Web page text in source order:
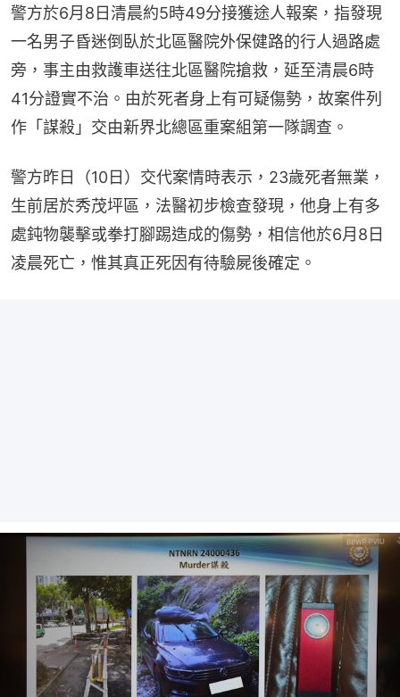
警方於6月8日清晨約5時49分接獲途人報案，指發現
一名男子昏迷倒臥於北區醫院外保健路的行人過路處
旁，事主由救護車送往北區醫院搶救，延至清晨6時
41分證實不治。由於死者身上有可疑傷勢，故案件列
作「謀殺」交由新界北總區重案組第一隊調查。
警方昨日（10日）交代案情時表示，23歲死者無業，
生前居於秀茂坪區，法醫初步檢查發現，他身上有多
處鈍物襲擊或拳打腳踢造成的傷勢，相信他於6月8日
凌晨死亡，惟其真正死因有待驗屍後確定。